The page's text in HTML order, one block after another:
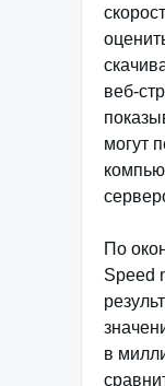
веб-
могут
По
Speed
в